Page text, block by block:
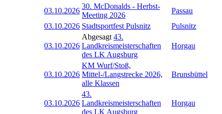
03.10.2026
30. McDonalds - Herbst-
Meeting 2026
Passau
03.10.2026 Stadtsportfest Pulsnitz Pulsnitz
03.10.2026
Abgesagt 43.
Landkreismeisterschaften
des LK Augsburg
Horgau
03.10.2026
KM Wurf/Stoß,
Mittel-/Langstrecke 2026,
alle Klassen
Brunsbüttel
03.10.2026
43.
Landkreismeisterschaften
des LK Augsburg
Horgau